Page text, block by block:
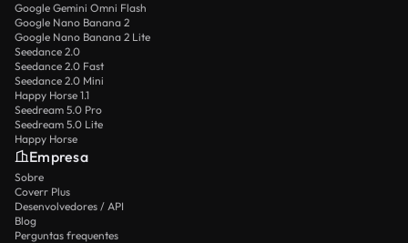
Google Gemini Omni Flash
Google Nano Banana 2
Google Nano Banana 2 Lite
Seedance 2.0
Seedance 2.0 Fast
Seedance 2.0 Mini
Happy Horse 1.1
Seedream 5.0 Pro
Seedream 5.0 Lite
Happy Horse
Empresa
Sobre
Coverr Plus
Desenvolvedores / API
Blog
Perguntas frequentes